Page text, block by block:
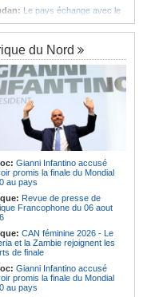
Le pays échange avec le
L'Éthiopie accueillera la
session du Comité régional de
pour le continent
Une nouvelle récolte
- Le coton Bt relance la
cotonnière à Lamu
Alpine Challenge - Une
magistrale aux Racing
Pas de libération sous
pour Seewoo et Deoojee, la
craint une interférence avec
témoins
Kreol Morisien - Un
sans voix dissidente
du Nord
Gianni Infantino accusé
promis la finale du Mondial
au pays
Revue de presse de
Francophone du 06 aout
CAN féminine 2026 - Le
et la Zambie rejoignent les
de finale
Gianni Infantino accusé
promis la finale du Mondial
au pays